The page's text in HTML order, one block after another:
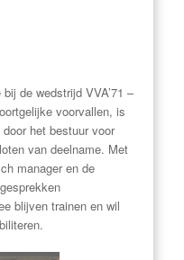
de wedstrijd VVA’71 –
voorvallen, is
het bestuur voor
van deelname. Met
manager en de
blijven trainen en wil